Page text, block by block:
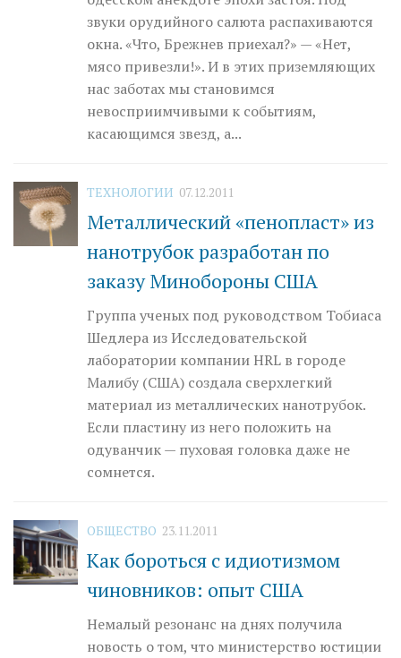
звуки орудийного салюта распахиваются
окна. «Что, Брежнев приехал?» — «Нет,
мясо привезли!». И в этих приземляющих
нас заботах мы становимся
невосприимчивыми к событиям,
касающимся звезд, а...
ТЕХНОЛОГИИ 07.12.2011
Металлический «пенопласт» из
нанотрубок разработан по
заказу Минобороны США
Группа ученых под руководством Тобиаса
Шедлера из Исследовательской
лаборатории компании HRL в городе
Малибу (США) создала сверхлегкий
материал из металлических нанотрубок.
Если пластину из него положить на
одуванчик — пуховая головка даже не
сомнется.
ОБЩЕСТВО 23.11.2011
Как бороться с идиотизмом
чиновников: опыт США
Немалый резонанс на днях получила
новость о том, что министерство юстиции